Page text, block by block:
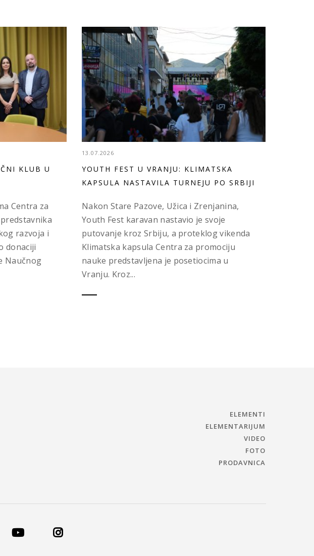
KLUB U
Centra za
razvoja i
donaciji
Naučnog
13.07.2026
YOUTH FEST U VRANJU: KLIMATSKA
KAPSULA NASTAVILA TURNEJU PO SRBIJI
Nakon Stare Pazove, Užica i Zrenjanina,
Youth Fest karavan nastavio je svoje
putovanje kroz Srbiju, a proteklog vikenda
Klimatska kapsula Centra za promociju
nauke predstavljena je posetiocima u
Vranju. Kroz...
ELEMENTI
ELEMENTARIJUM
VIDEO
FOTO
PRODAVNICA